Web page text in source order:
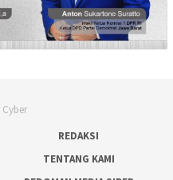
REDAKSI
TENTANG KAMI